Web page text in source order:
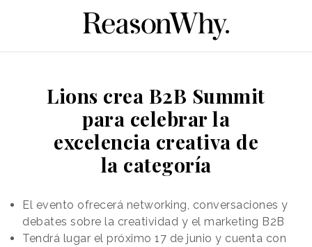
Lions crea B2B Summit
para celebrar la
excelencia creativa de
la categoría
El evento ofrecerá networking, conversaciones y
debates sobre la creatividad y el marketing B2B
Tendrá lugar el próximo 17 de junio y cuenta con